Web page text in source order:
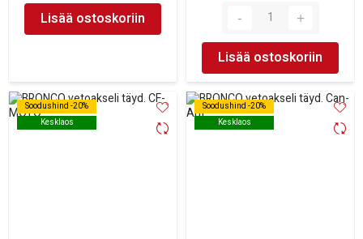
Lisää ostoskoriin
Lisää ostoskoriin
Soodushind -20%
Kesklaos
Soodushind -20%
Kesklaos
Soodushind -20%
Kesklaos
Soodushind -20%
Kesklaos